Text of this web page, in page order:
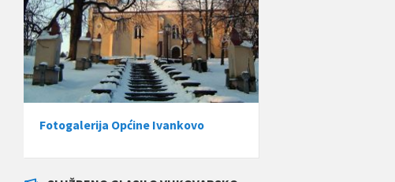
Fotogalerija Općine Ivankovo